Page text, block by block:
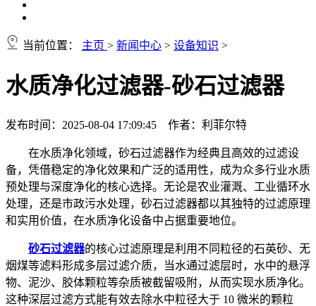
当前位置： 主页 > 新闻中心 > 设备知识 >
水质净化过滤器-砂石过滤器
发布时间：2025-08-04 17:09:45 作者：利菲尔特
在水质净化领域，砂石过滤器作为经典且高效的过滤设
备，凭借稳定的净化效果和广泛的适用性，成为众多行业水质
预处理与深度净化的核心选择。无论是农业灌溉、工业循环水
处理，还是市政污水处理，砂石过滤器都以其独特的过滤原理
和实用价值，在水质净化设备中占据重要地位。
砂石过滤器的核心过滤原理是利用不同粒径的石英砂、无
烟煤等滤料形成多层过滤介质，当水通过滤层时，水中的悬浮
物、泥沙、胶体颗粒等杂质被截留吸附，从而实现水质净化。
这种深层过滤方式能有效去除水中粒径大于 10 微米的颗粒